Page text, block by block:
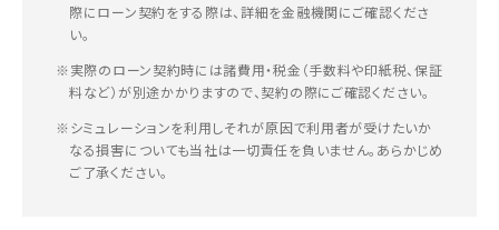
際にローン契約をする際は、詳細を金融機関にご確認くださ
い。
※実際のローン契約時には諸費用・税金（手数料や印紙税、保証
料など）が別途かかりますので、契約の際にご確認ください。
※シミュレーションを利用しそれが原因で利用者が受けたいか
なる損害についても当社は一切責任を負いません。あらかじめ
ご了承ください。